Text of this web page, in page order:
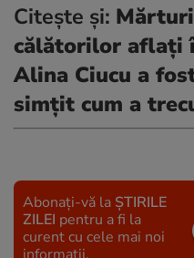
Citește și:
călătorilor aflați
Alina Ciucu a
simțit cum a
Abonați-vă la ȘTIRILE
ZILEI pentru a fi la
curent cu cele mai noi